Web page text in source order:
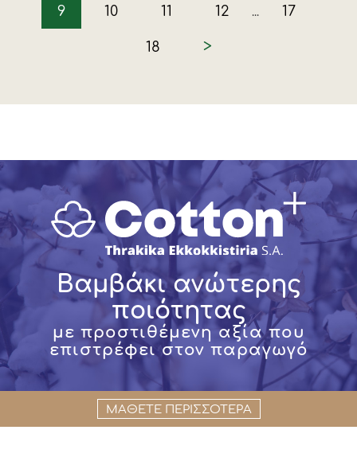
9 10 11 12 ... 17
18 >
Βαμβάκι ανώτερης
ποιότητας
με προστιθέμενη αξία που
επιστρέφει στον παραγωγό
ΜΑΘΕΤΕ ΠΕΡΙΣΣΟΤΕΡΑ